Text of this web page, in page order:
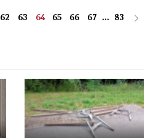
62 63 64 65 66 67 ... 83